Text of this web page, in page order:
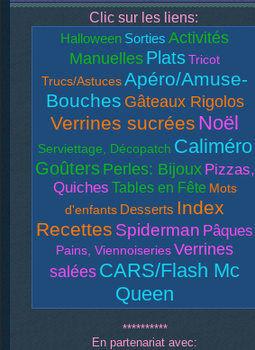
Clic sur les liens:
Halloween Sorties Activités
Manuelles Plats Tricot
Trucs/Astuces Apéro/Amuse-
Bouches Gâteaux Rigolos
Verrines sucrées Noël
Serviettage, Décopatch Caliméro
Goûters Perles: Bijoux Pizzas,
Quiches Tables en Fête Mots
d'enfants Desserts Index
Recettes Spiderman Pâques
Pains, Viennoiseries Verrines
salées CARS/Flash Mc
Queen
**********
En partenariat avec: